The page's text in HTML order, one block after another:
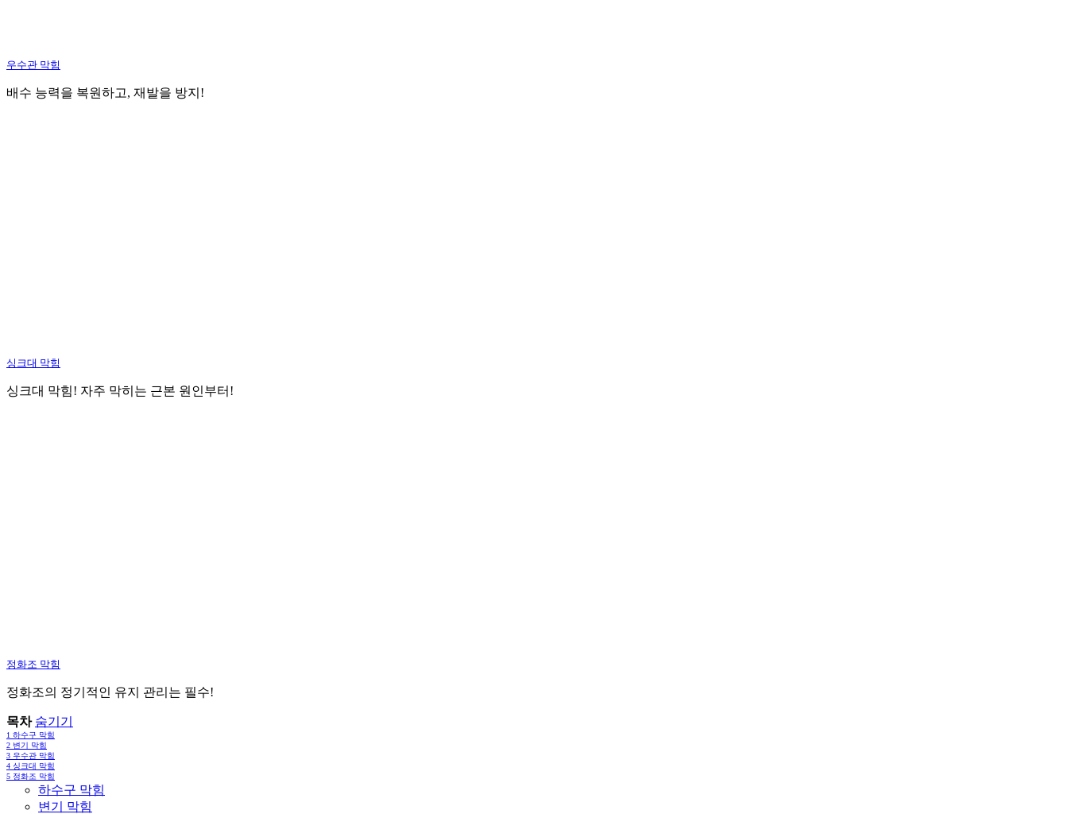
우수관 막힘
배수 능력을 복원하고, 재발을 방지!
싱크대 막힘
싱크대 막힘! 자주 막히는 근본 원인부터!
정화조 막힘
정화조의 정기적인 유지 관리는 필수!
목차 숨기기
1 하수구 막힘
2 변기 막힘
3 우수관 막힘
4 싱크대 막힘
5 정화조 막힘
하수구 막힘
변기 막힘